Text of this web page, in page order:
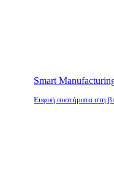
Smart
Ευφυή συστήματα στη